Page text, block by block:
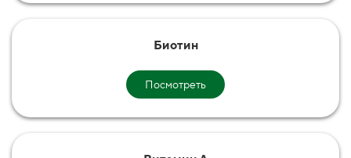
Биотин
Посмотреть